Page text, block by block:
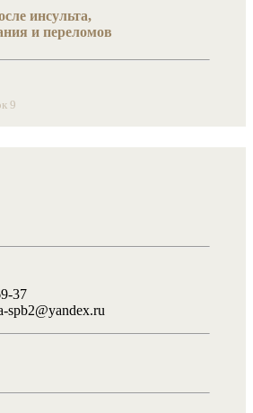
инсульта,
и переломов
9
37
spb2@yandex.ru